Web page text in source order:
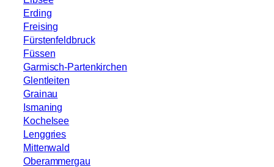
Erding
Freising
Fürstenfeldbruck
Füssen
Garmisch-Partenkirchen
Glentleiten
Grainau
Ismaning
Kochelsee
Lenggries
Mittenwald
Oberammergau